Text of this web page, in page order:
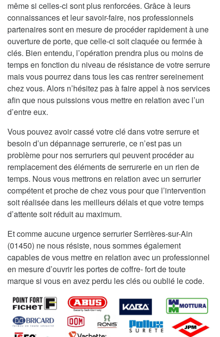
même si celles-ci sont plus renforcées. Grâce à leurs
connaissances et leur savoir-faire, nos professionnels
partenaires sont en mesure de procéder rapidement à une
ouverture de porte, que celle-ci soit claquée ou fermée à
clés. Bien entendu, l’opération prendra plus ou moins de
temps en fonction du niveau de résistance de votre serrure
mais vous pourrez dans tous les cas rentrer sereinement
chez vous. Alors n’hésitez pas à faire appel à nos services
afin que nous puissions vous mettre en relation avec l’un
d’entre eux.
Vous pouvez avoir cassé votre clé dans votre serrure et
besoin d’un dépannage serrurerie, ce n’est pas un
problème pour nos serruriers qui peuvent procéder au
remplacement des éléments de serrurerie en un rien de
temps. Nous vous mettrons en relation avec un serrurier
compétent et proche de chez vous pour que l’intervention
soit réalisée dans les meilleurs délais et que votre temps
d’attente soit réduit au maximum.
Et comme aucune urgence serrurier Serrières-sur-Ain
(01450) ne nous résiste, nous sommes également
capables de vous mettre en relation avec un professionnel
en mesure d’ouvrir les portes de coffre- fort de toute
marque si vous en avez perdu les clés ou oublié le code.